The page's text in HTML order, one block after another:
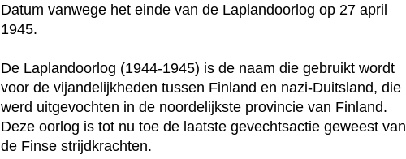
Datum vanwege het einde van de Laplandoorlog op 27 april
1945.
De Laplandoorlog (1944-1945) is de naam die gebruikt wordt
voor de vijandelijkheden tussen Finland en nazi-Duitsland, die
werd uitgevochten in de noordelijkste provincie van Finland.
Deze oorlog is tot nu toe de laatste gevechtsactie geweest van
de Finse strijdkrachten.